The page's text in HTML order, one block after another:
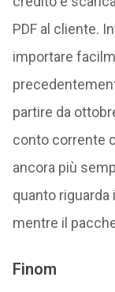
PDF al cliente.
importare
partire da
conto corrente
ancora più
quanto
mentre il
Finom